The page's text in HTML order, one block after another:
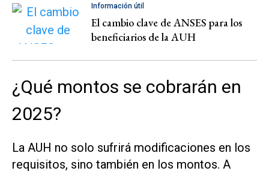
Información útil
El cambio clave de ANSES para los
beneficiarios de la AUH
¿Qué montos se cobrarán en
2025?
La AUH no solo sufrirá modificaciones en los
requisitos, sino también en los montos. A